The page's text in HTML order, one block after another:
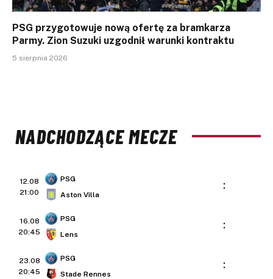
PSG przygotowuje nową ofertę za bramkarza
Parmy. Zion Suzuki uzgodnił warunki kontraktu
5 sierpnia 2026
NADCHODZĄCE MECZE
12.08
21:00
PSG
Aston Villa
:
16.08
20:45
PSG
Lens
:
23.08
20:45
PSG
Stade Rennes
: